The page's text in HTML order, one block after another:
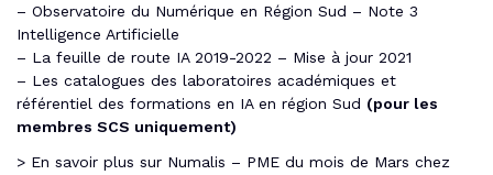
– Observatoire du Numérique en Région Sud – Note 3
Intelligence Artificielle
– La feuille de route IA 2019-2022 – Mise à jour 2021
– Les catalogues des laboratoires académiques et
référentiel des formations en IA en région Sud (pour les
membres SCS uniquement)
> En savoir plus sur Numalis – PME du mois de Mars chez